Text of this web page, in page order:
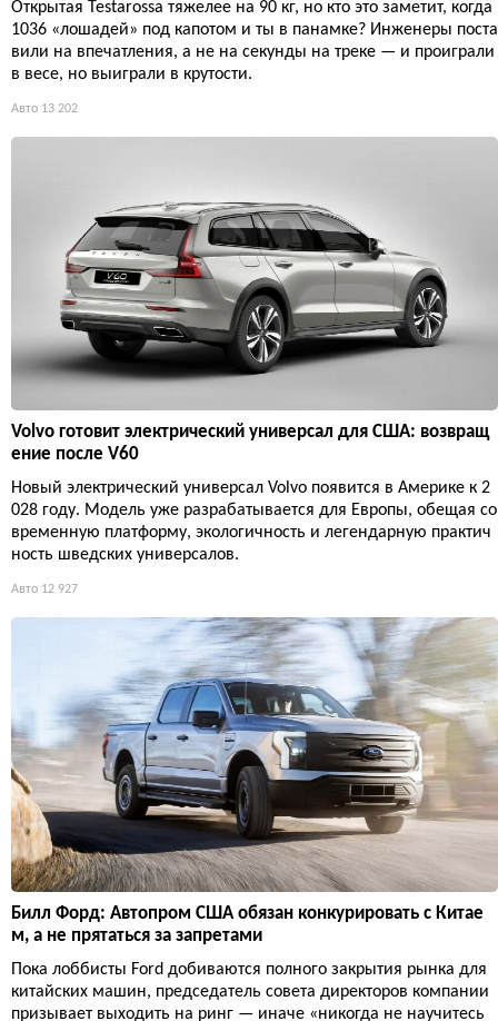
Открытая Testarossa тяжелее на 90 кг, но кто это заметит, когда
1036 «лошадей» под капотом и ты в панамке? Инженеры поста
вили на впечатления, а не на секунды на треке — и проиграли
в весе, но выиграли в крутости.
Авто 13 202
Volvo готовит электрический универсал для США: возвращ
ение после V60
Новый электрический универсал Volvo появится в Америке к 2
028 году. Модель уже разрабатывается для Европы, обещая со
временную платформу, экологичность и легендарную практич
ность шведских универсалов.
Авто 12 927
Билл Форд: Автопром США обязан конкурировать с Китае
м, а не прятаться за запретами
Пока лоббисты Ford добиваются полного закрытия рынка для
китайских машин, председатель совета директоров компании
призывает выходить на ринг — иначе «никогда не научитесь